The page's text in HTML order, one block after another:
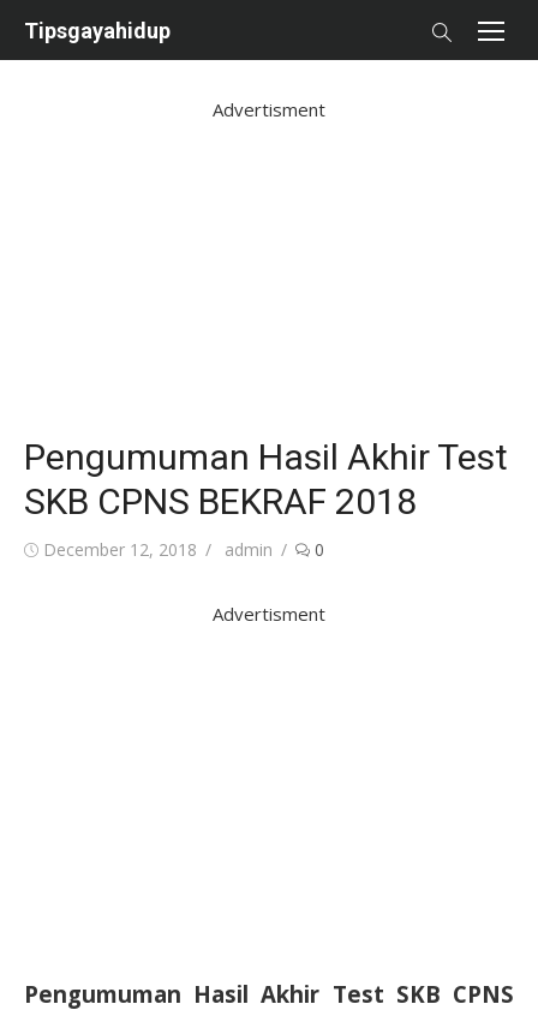
Tipsgayahidup
Advertisment
Pengumuman Hasil Akhir Test
SKB CPNS BEKRAF 2018
Posted
December 12, 2018 Author
admin 0
Advertisment
Pengumuman Hasil Akhir Test SKB CPNS